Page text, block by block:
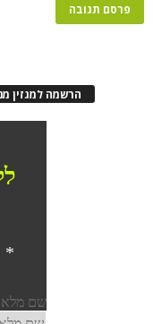
הרשמה למגזין